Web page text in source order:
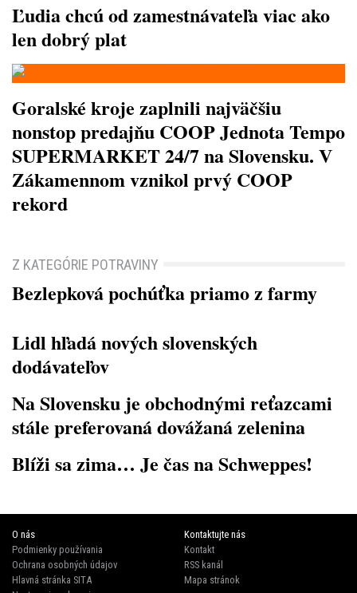
Ľudia chcú od zamestnávateľa viac ako
len dobrý plat
Goralské kroje zaplnili najväčšiu
nonstop predajňu COOP Jednota Tempo
SUPERMARKET 24/7 na Slovensku. V
Zákamennom vznikol prvý COOP
rekord
Z KATEGÓRIE POTRAVINY
Bezlepková pochúťka priamo z farmy
Lidl hľadá nových slovenských
dodávateľov
Na Slovensku je obchodnými reťazcami
stále preferovaná dovážaná zelenina
Blíži sa zima… Je čas na Schweppes!
O nás
Podmienky používania
Ochrana osobných údajov
Hlavná stránka SITA
Kontaktujte nás
Kontakt
RSS kanál
Mapa stránok